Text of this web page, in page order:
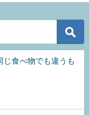
じ食べ物でも違うも